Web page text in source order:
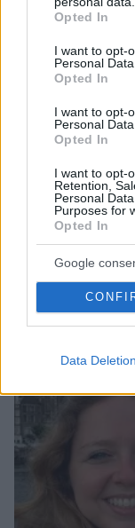
grant or deny
use your data for
consent section.
Opted In
I want to opt-
Personal Data.
Opted In
I want to opt-
Personal
Opted In
I want to opt-
Retention,
Personal
Purposes for
Opted In
Google
Data Deletion
Παναθηναϊκού»,
Αυτά είναι τα
είναι
Rihanna:
διάρκεια
ΔΕΙΤΕ ΟΛΕΣ
ΤΑ ΠΙΟ